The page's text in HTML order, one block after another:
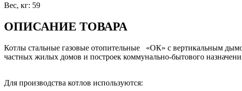
Вес, кг: 59
ОПИСАНИЕ ТОВАРА
Котлы стальные газовые отопительные «ОК» с вертикальным
частных жилых домов и построек коммунально-бытового
Для производства котлов используются: